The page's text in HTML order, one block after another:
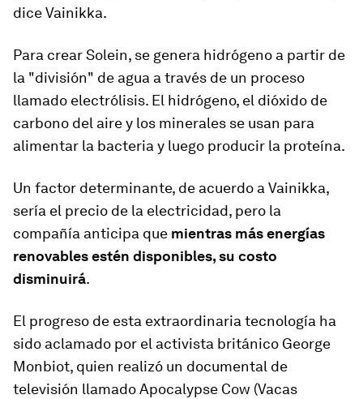
dice Vainikka.
Para crear Solein, se genera hidrógeno a partir de
la "división" de agua a través de un proceso
llamado electrólisis. El hidrógeno, el dióxido de
carbono del aire y los minerales se usan para
alimentar la bacteria y luego producir la proteína.
Un factor determinante, de acuerdo a Vainikka,
sería el precio de la electricidad, pero la
compañía anticipa que mientras más energías
renovables estén disponibles, su costo
disminuirá.
El progreso de esta extraordinaria tecnología ha
sido aclamado por el activista británico George
Monbiot, quien realizó un documental de
televisión llamado Apocalypse Cow (Vacas